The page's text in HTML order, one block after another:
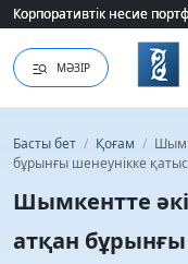
Корпоративтік несие
Корпоративтік несие
МӘЗІР
Басты бет / Қоғам /
бұрынғы шенеунікке
Шымкентте
атқан